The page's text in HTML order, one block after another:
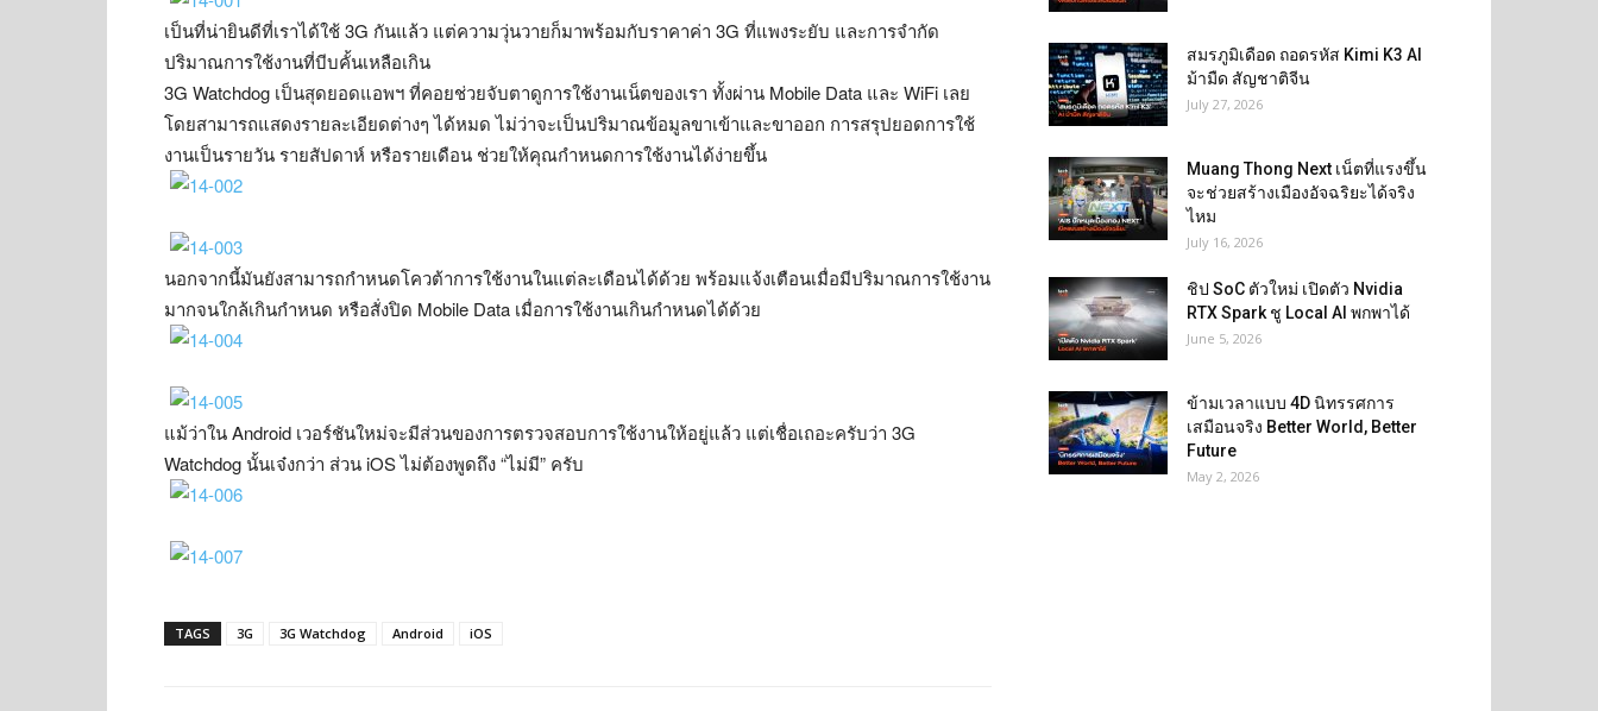
เป็นที่น่ายินดีที่เราได้ใช้ 3G กันแล้ว แต่ความวุ่นวายก็มาพร้อมกับราคาค่า 3G ที่แพงระยับ และการจำกัด
ปริมาณการใช้งานที่บีบคั้นเหลือเกิน
3G Watchdog เป็นสุดยอดแอพฯ ที่คอยช่วยจับตาดูการใช้งานเน็ตของเรา ทั้งผ่าน Mobile Data และ WiFi เลย
โดยสามารถแสดงรายละเอียดต่างๆ ได้หมด ไม่ว่าจะเป็นปริมาณข้อมูลขาเข้าและขาออก การสรุปยอดการใช้
งานเป็นรายวัน รายสัปดาห์ หรือรายเดือน ช่วยให้คุณกำหนดการใช้งานได้ง่ายขึ้น
นอกจากนี้มันยังสามารถกำหนดโควต้าการใช้งานในแต่ละเดือนได้ด้วย พร้อมแจ้งเตือนเมื่อมีปริมาณการใช้งาน
มากจนใกล้เกินกำหนด หรือสั่งปิด Mobile Data เมื่อการใช้งานเกินกำหนดได้ด้วย
แม้ว่าใน Android เวอร์ชันใหม่จะมีส่วนของการตรวจสอบการใช้งานให้อยู่แล้ว แต่เชื่อเถอะครับว่า 3G
Watchdog นั้นเจ๋งกว่า ส่วน iOS ไม่ต้องพูดถึง “ไม่มี” ครับ
TAGS 3G 3G Watchdog Android iOS
สมรภูมิเดือด ถอดรหัส Kimi K3 AI
ม้ามืด สัญชาติจีน
July 27, 2026
Muang Thong Next เน็ตที่แรงขึ้น
จะช่วยสร้างเมืองอัจฉริยะได้จริง
ไหม
July 16, 2026
ชิป SoC ตัวใหม่ เปิดตัว Nvidia
RTX Spark ชู Local AI พกพาได้
June 5, 2026
ข้ามเวลาแบบ 4D นิทรรศการ
เสมือนจริง Better World, Better
Future
May 2, 2026